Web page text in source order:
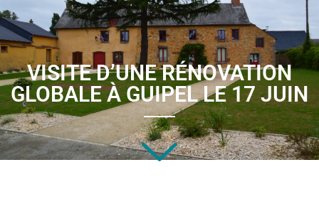
VISITE D’UNE RÉNOVATION
GLOBALE À GUIPEL LE 17 JUIN